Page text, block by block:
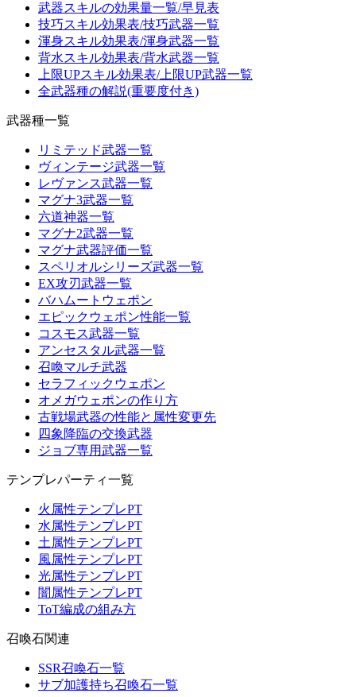
武器スキルの効果量一覧/早見表
技巧スキル効果表/技巧武器一覧
渾身スキル効果表/渾身武器一覧
背水スキル効果表/背水武器一覧
上限UPスキル効果表/上限UP武器一覧
全武器種の解説(重要度付き)
武器種一覧
リミテッド武器一覧
ヴィンテージ武器一覧
レヴァンス武器一覧
マグナ3武器一覧
六道神器一覧
マグナ2武器一覧
マグナ武器評価一覧
スペリオルシリーズ武器一覧
EX攻刃武器一覧
バハムートウェポン
エピックウェポン性能一覧
コスモス武器一覧
アンセスタル武器一覧
召喚マルチ武器
セラフィックウェポン
オメガウェポンの作り方
古戦場武器の性能と属性変更先
四象降臨の交換武器
ジョブ専用武器一覧
テンプレパーティ一覧
火属性テンプレPT
水属性テンプレPT
土属性テンプレPT
風属性テンプレPT
光属性テンプレPT
闇属性テンプレPT
ToT編成の組み方
召喚石関連
SSR召喚石一覧
サブ加護持ち召喚石一覧